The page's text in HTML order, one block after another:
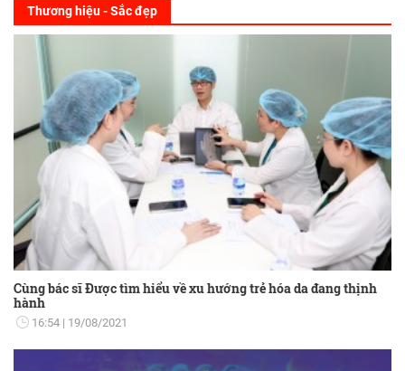
Thương hiệu - Sắc đẹp
Cùng bác sĩ Được tìm hiểu về xu hướng trẻ hóa da đang thịnh
hành
16:54 19/08/2021